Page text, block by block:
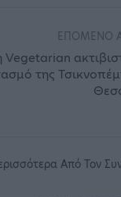
ΕΠΌΜΕΝΟ
της
Από Τον